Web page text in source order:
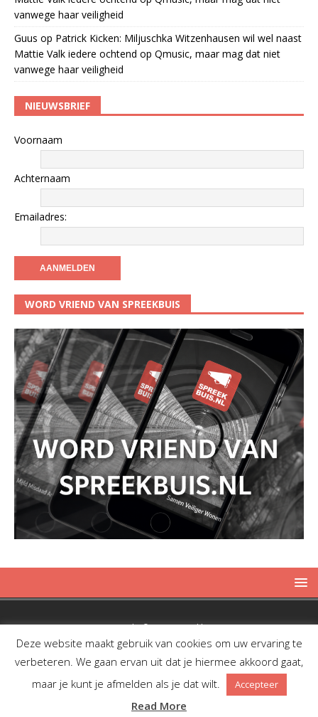
vanwege haar veiligheid
Guus op Patrick Kicken: Miljuschka Witzenhausen wil wel naast
Mattie Valk iedere ochtend op Qmusic, maar mag dat niet
vanwege haar veiligheid
NIEUWSBRIEF
Voornaam
Achternaam
Emailadres:
WORD VRIEND VAN SPREEKBUIS
Copyright © 2019 Spreekbuis
Deze website maakt gebruik van cookies om uw ervaring te
verbeteren. We gaan ervan uit dat je hiermee akkoord gaat,
maar je kunt je afmelden als je dat wilt.
Accepteer
Read More